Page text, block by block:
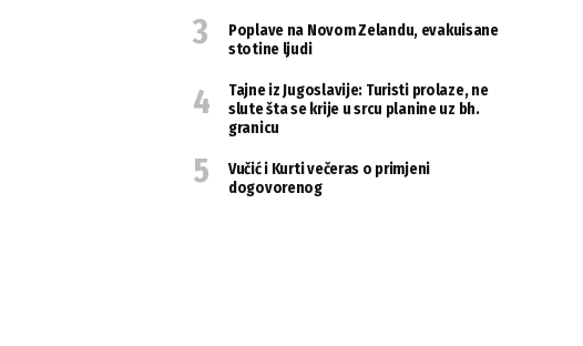
Poplave na Novom Zelandu, evakuisane
stotine ljudi
Tajne iz Jugoslavije: Turisti prolaze, ne
slute šta se krije u srcu planine uz bh.
granicu
Vučić i Kurti večeras o primjeni
dogovorenog